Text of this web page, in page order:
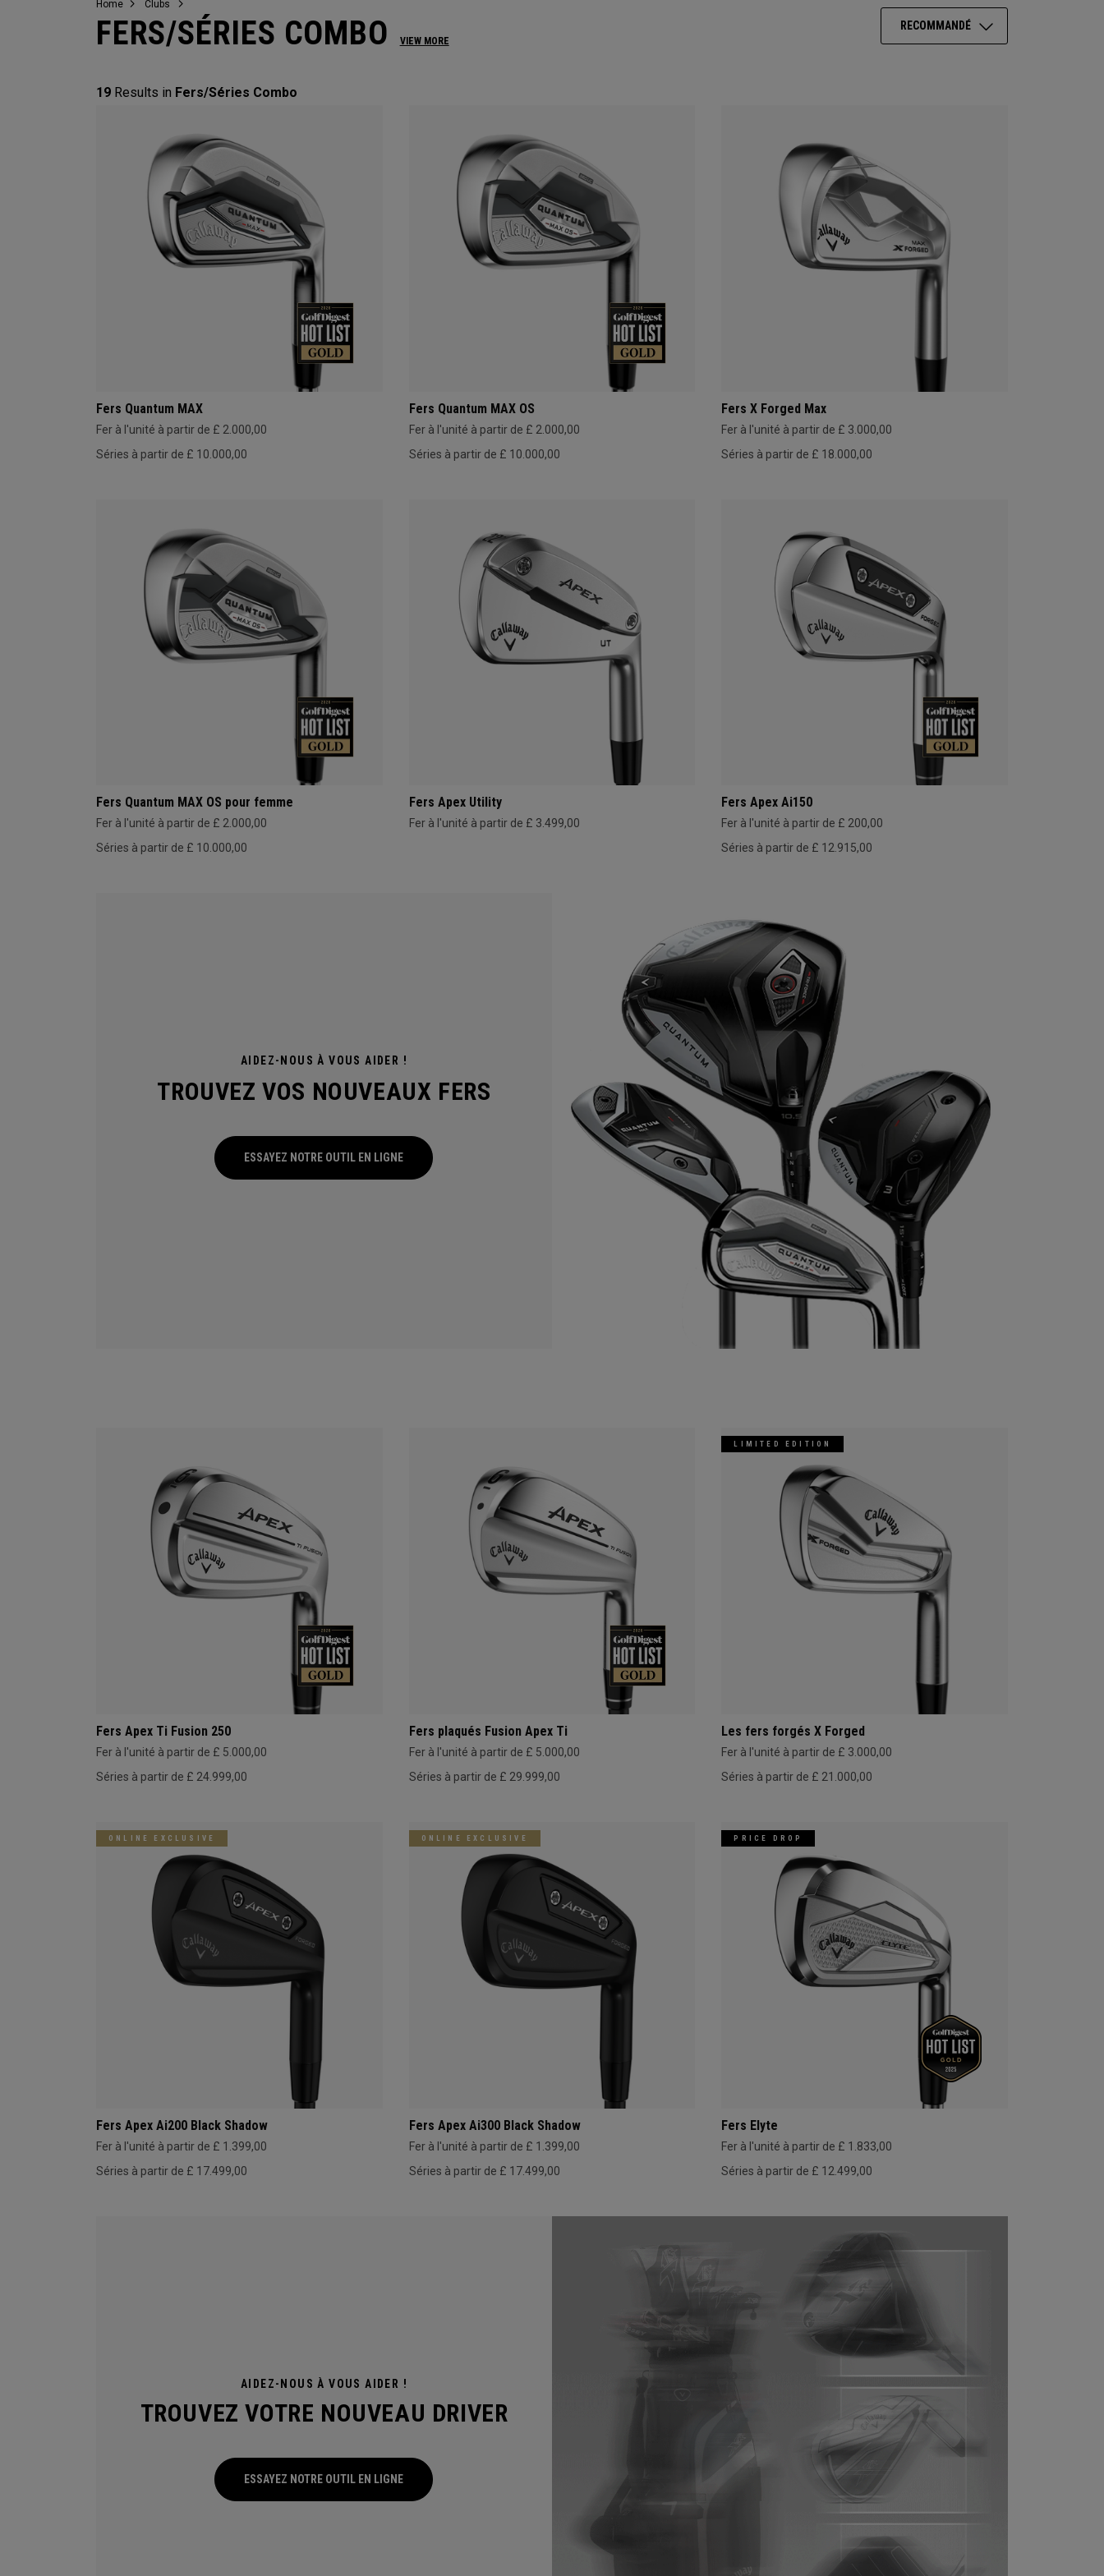
Home Clubs
FERS/SÉRIES COMBO VIEW MORE
RECOMMANDÉ
19 Results in Fers/Séries Combo
Fers Quantum MAX
Fer à l'unité à partir de £ 2.000,00
Séries à partir de £ 10.000,00
Fers Quantum MAX OS
Fer à l'unité à partir de £ 2.000,00
Séries à partir de £ 10.000,00
Fers X Forged Max
Fer à l'unité à partir de £ 3.000,00
Séries à partir de £ 18.000,00
Fers Quantum MAX OS pour femme
Fer à l'unité à partir de £ 2.000,00
Séries à partir de £ 10.000,00
Fers Apex Utility
Fer à l'unité à partir de £ 3.499,00
AIDEZ-NOUS À VOUS AIDER !
TROUVEZ VOS NOUVEAUX FERS
ESSAYEZ NOTRE OUTIL EN LIGNE
Fers Apex Ai150
Fer à l'unité à partir de £ 200,00
Séries à partir de £ 12.915,00
Fers Apex Ti Fusion 250
Fer à l'unité à partir de £ 5.000,00
Séries à partir de £ 24.999,00
Fers plaqués Fusion Apex Ti
Fer à l'unité à partir de £ 5.000,00
Séries à partir de £ 29.999,00
LIMITED EDITION
Les fers forgés X Forged
Fer à l'unité à partir de £ 3.000,00
Séries à partir de £ 21.000,00
ONLINE EXCLUSIVE
Fers Apex Ai200 Black Shadow
Fer à l'unité à partir de £ 1.399,00
Séries à partir de £ 17.499,00
ONLINE EXCLUSIVE
Fers Apex Ai300 Black Shadow
Fer à l'unité à partir de £ 1.399,00
Séries à partir de £ 17.499,00
AIDEZ-NOUS À VOUS AIDER !
TROUVEZ VOTRE NOUVEAU DRIVER
ESSAYEZ NOTRE OUTIL EN LIGNE
PRICE DROP
Fers Elyte
Fer à l'unité à partir de £ 1.833,00
Séries à partir de £ 12.499,00